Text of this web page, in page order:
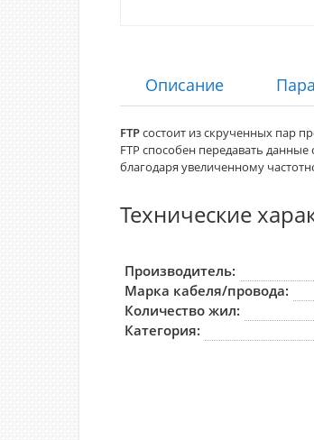
Описание
FTPсостоит из скрученных пар
FTP способен передавать
благодаря увеличенному
Технические
Производитель:
Марка кабеля/провода:
Количество жил:
Категория: